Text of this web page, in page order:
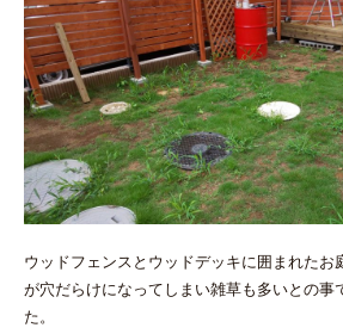
ウッドフェンスとウッドデッキに囲まれたお
が穴だらけになってしまい雑草も多いとの事
た。